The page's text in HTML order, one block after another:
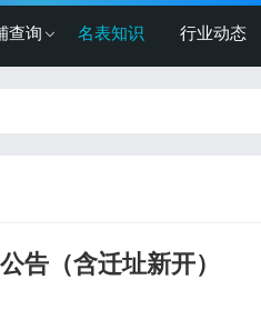
查询 名表知识 行业动态
告（含迁址新开）